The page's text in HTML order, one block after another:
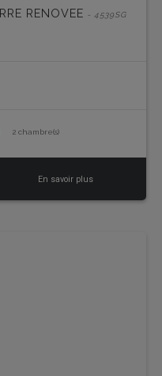
RENOVEE - 4539SG
2 chambre(s)
En savoir plus